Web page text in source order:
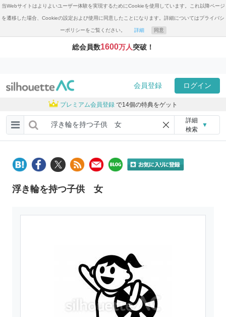
当Webサイトはよりよいユーザー体験を実現するためにCookieを使用しています。これ以降ページ
を遷移した場合、Cookieの設定および使用に同意したことになります。詳細についてはプライバシ
ーポリシーをご覧ください。 詳細 同意
総会員数1600万人突破！
会員登録 ログイン
プレミアム会員登録 で14個の特典をゲット
詳細
検索
▼
浮き輪を持つ子供 女